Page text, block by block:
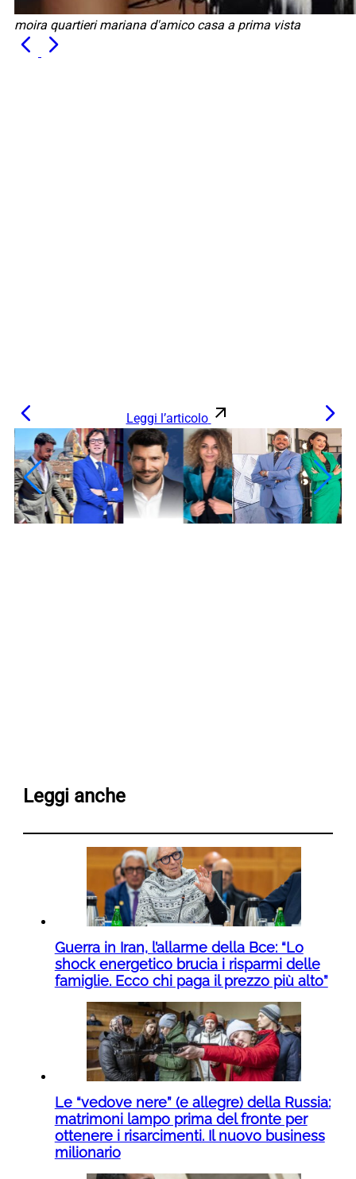
moira quartieri mariana d'amico casa a prima vista
Leggi l’articolo
Leggi anche
Guerra in Iran, l’allarme della Bce: “Lo
shock energetico brucia i risparmi delle
famiglie. Ecco chi paga il prezzo più alto”
Le “vedove nere” (e allegre) della Russia:
matrimoni lampo prima del fronte per
ottenere i risarcimenti. Il nuovo business
milionario